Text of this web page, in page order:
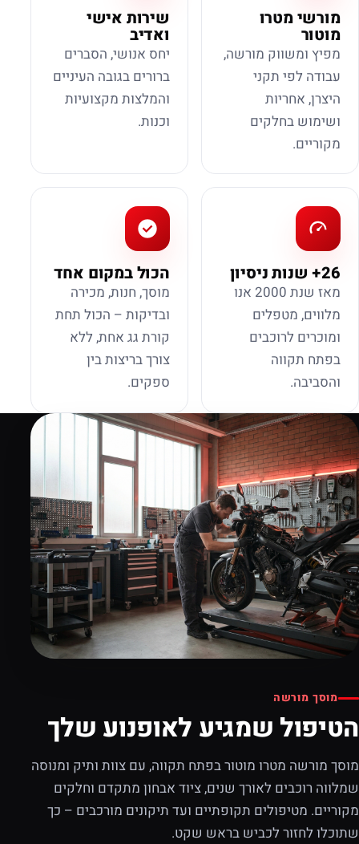
מורשי מטרו
מוטור
מפיץ ומשווק מורשה,
עבודה לפי תקני
היצרן, אחריות
ושימוש בחלקים
מקוריים.
שירות אישי
ואדיב
יחס אנושי, הסברים
ברורים בגובה העיניים
והמלצות מקצועיות
וכנות.
26+ שנות ניסיון
מאז שנת 2000 אנו
מלווים, מטפלים
ומוכרים לרוכבים
בפתח תקווה
והסביבה.
הכול במקום אחד
מוסך, חנות, מכירה
ובדיקות – הכול תחת
קורת גג אחת, ללא
צורך בריצות בין
ספקים.
מוסך מורשה
הטיפול שמגיע לאופנוע שלך
מוסך מורשה מטרו מוטור בפתח תקווה, עם צוות ותיק ומנוסה
שמלווה רוכבים לאורך שנים, ציוד אבחון מתקדם וחלקים
מקוריים. מטיפולים תקופתיים ועד תיקונים מורכבים – כך
שתוכלו לחזור לכביש בראש שקט.